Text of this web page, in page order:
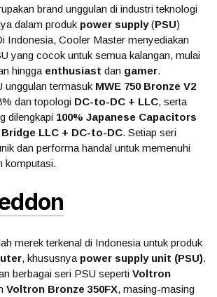
brand unggulan di industri teknologi
dalam produk power supply(PSU)
Indonesia, Cooler Master menyediakan
yang cocok untuk semua kalangan, mulai
hingga enthusiast dan gamer.
unggulan termasuk MWE 750 Bronze V2
dan topologi DC-to-DC + LLC, serta
dilengkapi 100% Japanese Capacitors
LLC + DC-to-DC. Setiap seri
dan performa handal untuk memenuhi
komputasi.
merek terkenal di Indonesia untuk produk
, khususnya power supply unit (PSU).
berbagai seri PSU seperti Voltron
Voltron Bronze 350FX, masing-masing